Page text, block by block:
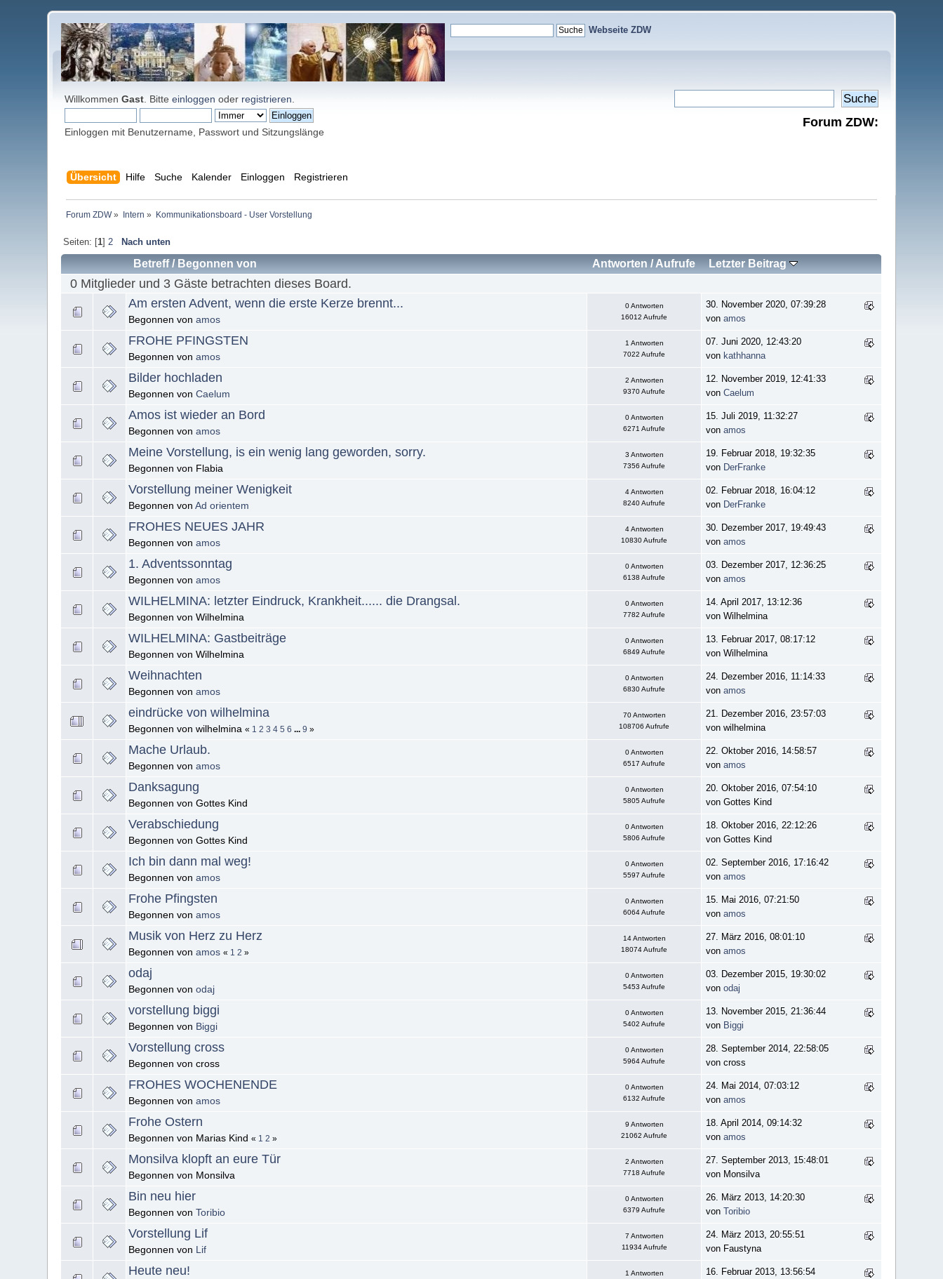
Webseite ZDW
WillkommenGast . Bitteeinloggen oder registrieren
Einloggen mit Benutzername, Passwort und Sitzungslänge
Forum ZDW:
Übersicht Hilfe Suche Kalender Einloggen Registrieren
Forum ZDW» Intern » Kommunikationsboard - User Vorstellung
Seiten: [1] 2 Nach unten
Betreff/ Begonnen von Antworten /Aufrufe Letzter Beitrag
0 Mitglieder und 3 Gäste betrachten dieses Board.
Am ersten Advent, wenn die erste Kerze brennt...
Begonnen vonamos
0 Antworten
16012 Aufrufe
30. November 2020, 07:39:28
vonamos
FROHE PFINGSTEN
Begonnen vonamos
1 Antworten
7022 Aufrufe
07. Juni 2020, 12:43:20
von kathhanna
Bilder hochladen
Begonnen vonCaelum
2 Antworten
9370 Aufrufe
12. November 2019, 12:41:33
vonCaelum
Amos ist wieder an Bord
Begonnen vonamos
0 Antworten
6271 Aufrufe
15. Juli 2019, 11:32:27
vonamos
Meine Vorstellung, is ein wenig lang geworden, sorry.
Begonnen von Flabia
3 Antworten
7356 Aufrufe
19. Februar 2018, 19:32:35
von DerFranke
Vorstellung meiner Wenigkeit
Begonnen vonAd orientem
4 Antworten
8240 Aufrufe
02. Februar 2018, 16:04:12
von DerFranke
FROHES NEUES JAHR
Begonnen vonamos
4 Antworten
10830 Aufrufe
30. Dezember 2017, 19:49:43
vonamos
1. Adventssonntag
Begonnen vonamos
0 Antworten
6138 Aufrufe
03. Dezember 2017, 12:36:25
vonamos
WILHELMINA: letzter Eindruck, Krankheit...... die Drangsal.
Begonnen von Wilhelmina
0 Antworten
7782 Aufrufe
14. April 2017, 13:12:36
von Wilhelmina
WILHELMINA: Gastbeiträge
Begonnen von Wilhelmina
0 Antworten
6849 Aufrufe
13. Februar 2017, 08:17:12
von Wilhelmina
Weihnachten
Begonnen vonamos
0 Antworten
6830 Aufrufe
24. Dezember 2016, 11:14:33
vonamos
eindrücke von wilhelmina
Begonnen von wilhelmina« 1 2 3 4 5 6 ...9 »
70 Antworten
108706 Aufrufe
21. Dezember 2016, 23:57:03
von wilhelmina
Mache Urlaub.
Begonnen vonamos
0 Antworten
6517 Aufrufe
22. Oktober 2016, 14:58:57
vonamos
Danksagung
Begonnen von Gottes Kind
0 Antworten
5805 Aufrufe
20. Oktober 2016, 07:54:10
von Gottes Kind
Verabschiedung
Begonnen von Gottes Kind
0 Antworten
5806 Aufrufe
18. Oktober 2016, 22:12:26
von Gottes Kind
Ich bin dann mal weg!
Begonnen vonamos
0 Antworten
5597 Aufrufe
02. September 2016, 17:16:42
vonamos
Frohe Pfingsten
Begonnen vonamos
0 Antworten
6064 Aufrufe
15. Mai 2016, 07:21:50
vonamos
Musik von Herz zu Herz
Begonnen vonamos « 1 2 »
14 Antworten
18074 Aufrufe
27. März 2016, 08:01:10
vonamos
odaj
Begonnen vonodaj
0 Antworten
5453 Aufrufe
03. Dezember 2015, 19:30:02
vonodaj
vorstellung biggi
Begonnen von Biggi
0 Antworten
5402 Aufrufe
13. November 2015, 21:36:44
von Biggi
Vorstellung cross
Begonnen von cross
0 Antworten
5964 Aufrufe
28. September 2014, 22:58:05
von cross
FROHES WOCHENENDE
Begonnen vonamos
0 Antworten
6132 Aufrufe
24. Mai 2014, 07:03:12
vonamos
Frohe Ostern
Begonnen von Marias Kind« 1 2 »
9 Antworten
21062 Aufrufe
18. April 2014, 09:14:32
vonamos
Monsilva klopft an eure Tür
Begonnen von Monsilva
2 Antworten
7718 Aufrufe
27. September 2013, 15:48:01
von Monsilva
Bin neu hier
Begonnen vonToribio
0 Antworten
6379 Aufrufe
26. März 2013, 14:20:30
vonToribio
Vorstellung Lif
Begonnen von Lif
7 Antworten
11934 Aufrufe
24. März 2013, 20:55:51
von Faustyna
Heute neu!
1 Antworten
16. Februar 2013, 13:56:54